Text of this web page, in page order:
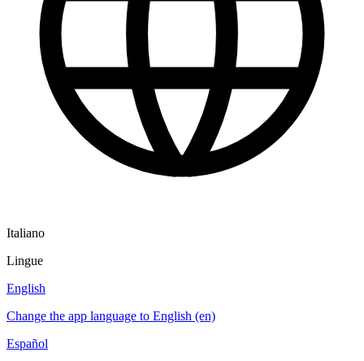
Italiano
Lingue
English
Change the app language to English (en)
Español